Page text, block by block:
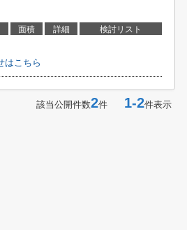
面積 詳細 検討リスト
はこちら
該当公開件数2件 1-2件表示